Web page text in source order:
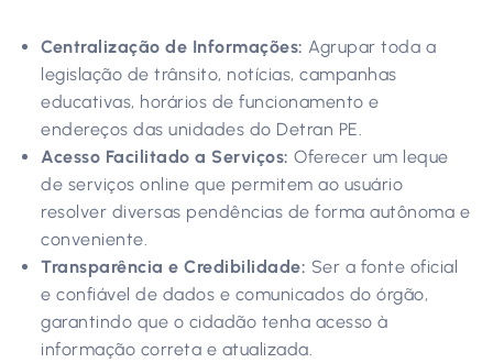
Centralização de Informações: Agrupar toda a
legislação de trânsito, notícias, campanhas
educativas, horários de funcionamento e
endereços das unidades do Detran PE.
Acesso Facilitado a Serviços: Oferecer um leque
de serviços online que permitem ao usuário
resolver diversas pendências de forma autônoma e
conveniente.
Transparência e Credibilidade: Ser a fonte oficial
e confiável de dados e comunicados do órgão,
garantindo que o cidadão tenha acesso à
informação correta e atualizada.